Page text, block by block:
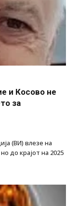
и Косово не
за
(ВИ) влезе на
до крајот на 2025